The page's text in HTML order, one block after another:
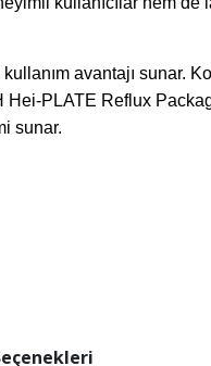
avantajı sunar.
Hei-PLATE Reflux
sunar.